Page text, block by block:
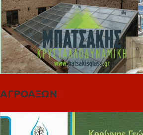
ΑΓΡΟΑΞΩΝ